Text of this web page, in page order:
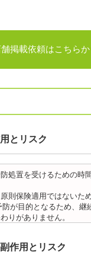
掲載依頼はこちらか
とリスク
処置を受けるための時
則保険適用ではないた
防が目的となるため、継
りがありません。
潟生命歯学部卒業
作用とリスク